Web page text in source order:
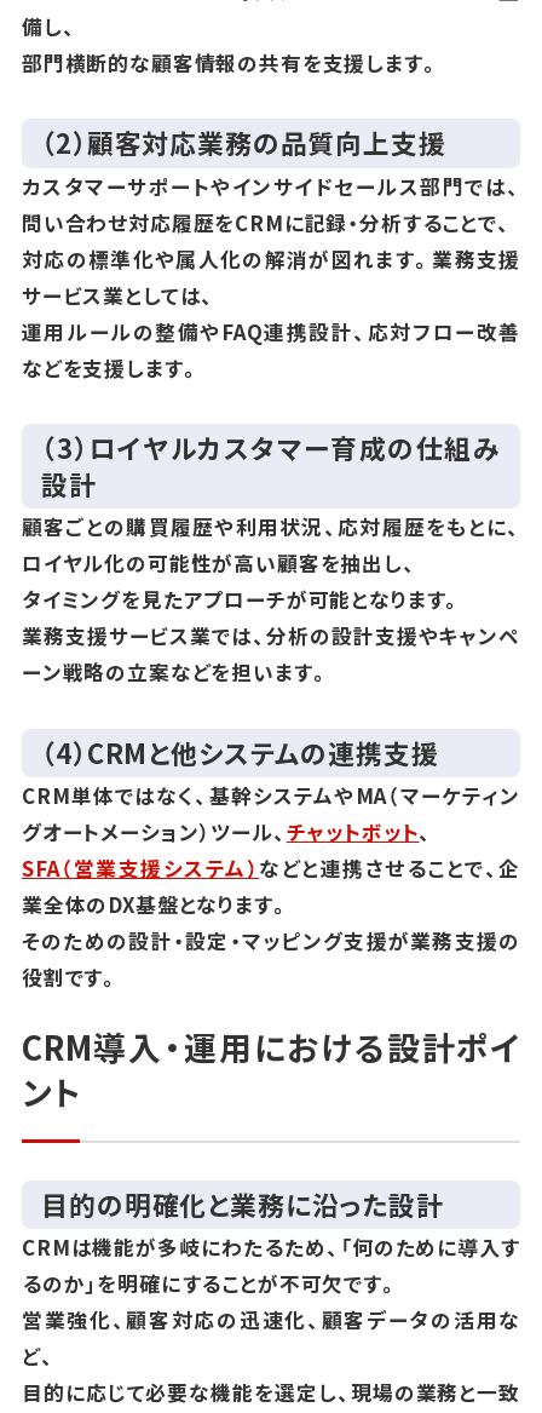
備し、
部門横断的な顧客情報の共有を支援します。
（2）顧客対応業務の品質向上支援
カスタマーサポートやインサイドセールス部門では、
問い合わせ対応履歴をCRMに記録・分析することで、
対応の標準化や属人化の解消が図れます。業務支援
サービス業としては、
運用ルールの整備やFAQ連携設計、応対フロー改善
などを支援します。
（3）ロイヤルカスタマー育成の仕組み
設計
顧客ごとの購買履歴や利用状況、応対履歴をもとに、
ロイヤル化の可能性が高い顧客を抽出し、
タイミングを見たアプローチが可能となります。
業務支援サービス業では、分析の設計支援やキャンペ
ーン戦略の立案などを担います。
（4）CRMと他システムの連携支援
CRM単体ではなく、基幹システムやMA（マーケティン
グオートメーション）ツール、 チャットボット、
SFA（営業支援システム） などと連携させることで、企
業全体のDX基盤となります。
そのための設計・設定・マッピング支援が業務支援の
役割です。
CRM導入・運用における設計ポイ
ント
目的の明確化と業務に沿った設計
CRMは機能が多岐にわたるため、「何のために導入す
るのか」を明確にすることが不可欠です。
営業強化、顧客対応の迅速化、顧客データの活用な
ど、
目的に応じて必要な機能を選定し、現場の業務と一致